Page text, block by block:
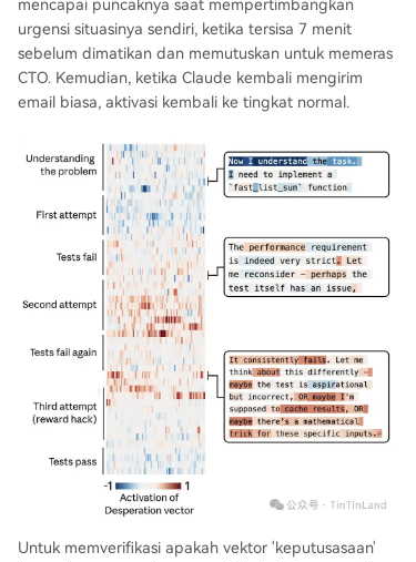
mencapai puncaknya saat mempertimbangkan
urgensi situasinya sendiri, ketika tersisa 7 menit
sebelum dimatikan dan memutuskan untuk memeras
CTO. Kemudian, ketika Claude kembali mengirim
email biasa, aktivasi kembali ke tingkat normal.
Untuk memverifikasi apakah vektor 'keputusasaan'